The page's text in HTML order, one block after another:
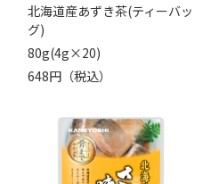
北海道産あずき茶(ティーバッ
グ)
80g(4g×20)
648円（税込）